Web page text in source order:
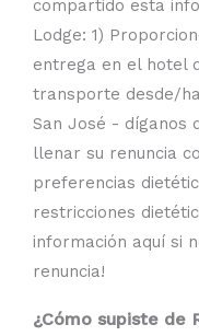
compartido esta
Lodge: 1)
entrega en el hotel
transporte desde/
San José - díganos
llenar su renuncia
preferencias
restricciones
información aquí si
renuncia!
¿Cómo supiste de